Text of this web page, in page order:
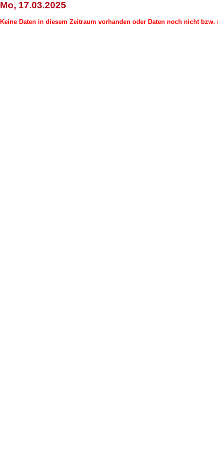
Mo, 17.03.2025
Keine Daten in diesem Zeitraum vorhanden oder Daten noch nicht